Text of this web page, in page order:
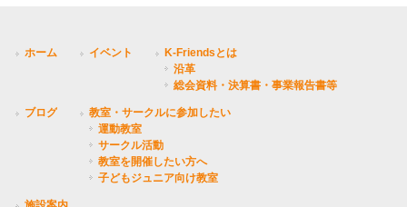
ホーム イベント
K-Friendsとは
沿革
総会資料・決算書・事業報告書等
ブログ
教室・サークルに参加したい
運動教室
サークル活動
教室を開催したい方へ
子どもジュニア向け教室